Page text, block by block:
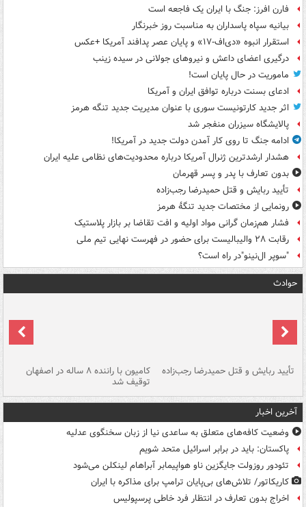
فارن افرز: جنگ با ایران یک فاجعه است
بیانیه سپاه پاسداران به مناسبت روز خبرنگار
استقرار انبوه «دی‌اف‑۱۷» و پایان عصر پدافند آمریکا +عکس
درگیری اعضای داعش و نیروهای جولانی در سیده زینب
ماموریت در حال پایان است!
ادعای بسنت درباره توافق ایران و آمریکا
اثر جدید کارتونیست سوری با عنوان مدیریت جدید تنگه هرمز
پالایشگاه سیزران منفجر شد
ادامه جنگ تا روی کار آمدن دولت جدید در آمریکا!
هشدار ارشدترین ژنرال آمریکا درباره محدودیت‌های نظامی علیه ایران
بدون تعارف با پدر و پسر قهرمان
تأیید ربایش و قتل حمیدرضا رجب‌زاده
رونمایی از مختصات جدید تنگۀ هرمز
فشار هم‌زمان گرانی مواد اولیه و افت تقاضا بر بازار پلاستیک
رقابت ۲۸ والیبالیست برای حضور در فهرست نهایی تیم ملی
"سوپر ال‌نینو"در راه است؟
حوادث
تأیید ربایش و قتل حمیدرضا رجب‌زاده کامیون با راننده ۸ ساله در اصفهان
توقیف شد
آخرین اخبار
وضعیت کافه‌های متعلق به ساعدی نیا از زبان سخنگوی عدلیه
پاکستان: باید در برابر اسرائیل متحد شویم
تئودور روزولت جایگزین ناو هواپیمابر آبراهام لینکلن می‌شود
کاریکاتور/ تلاش‌های بی‌پایان ترامپ برای مذاکره با ایران
اخراج بدون تعارف در انتظار فرد خاطی پرسپولیس